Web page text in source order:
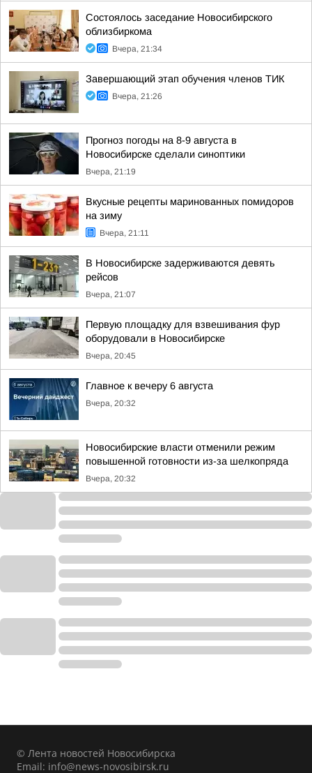
Состоялось заседание Новосибирского
облизбиркома
Вчера, 21:34
Завершающий этап обучения членов ТИК
Вчера, 21:26
Прогноз погоды на 8-9 августа в
Новосибирске сделали синоптики
Вчера, 21:19
Вкусные рецепты маринованных помидоров
на зиму
Вчера, 21:11
В Новосибирске задерживаются девять
рейсов
Вчера, 21:07
Первую площадку для взвешивания фур
оборудовали в Новосибирске
Вчера, 20:45
Главное к вечеру 6 августа
Вчера, 20:32
Новосибирские власти отменили режим
повышенной готовности из-за шелкопряда
Вчера, 20:32
© Лента новостей Новосибирска
Email: info@news-novosibirsk.ru